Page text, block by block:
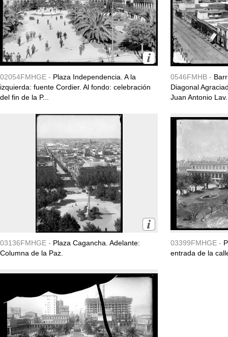
02054FMHGE - Plaza Independencia. A la
izquierda: fuente Cordier. Al fondo: celebración
del fin de la P...
0546FMHB -
Diagonal
Juan Antonio
03136FMHGE - Plaza Cagancha. Adelante:
Columna de la Paz.
03399FMHGE -
entrada de la